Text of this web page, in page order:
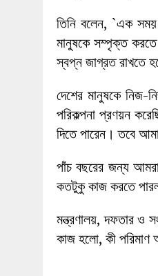
তিনি বলেন, `এক সময়
মানুষকে সম্পৃক্ত
স্বপ্ন জাগ্রত রাখতে
দেশের মানুষকে নিজ-
পরিকল্পনা প্রণয়ন
দিতে পারেন। তবে
পাঁচ বছরের জন্য
কতটুকু কাজ করতে
মন্ত্রণালয়, দফতার ও
কাজ হলো, কী পরিমাণ